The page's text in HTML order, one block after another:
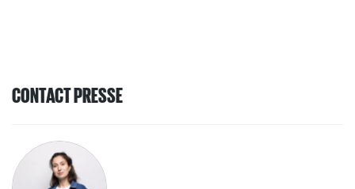
CONTACT PRESSE